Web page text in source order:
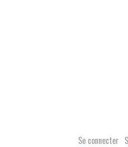
Se connecter